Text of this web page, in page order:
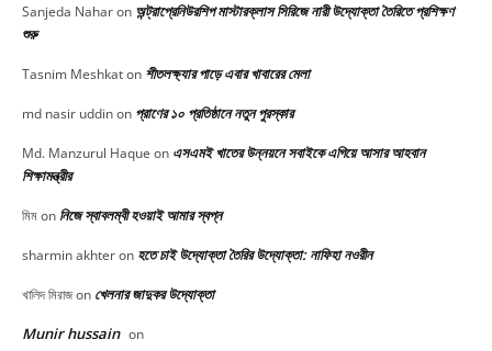
Sanjeda Naharon অন্ট্রাপ্রেনিউরশিপ মাস্টারক্লাস সিরিজে নারী উদ্যোক্তা তৈরিতে প্রশিক্ষণ
শুরু
Tasnim Meshkaton শীতলক্ষ্যার পাড়ে এবার খাবারের মেলা
md nasir uddinon প্রাণের ১০ প্রতিষ্ঠানে নতুন পুরস্কার
Md. Manzurul Haque on এসএমই খাতের উন্নয়নে সবাইকে এগিয়ে আসার আহবান
শিক্ষামন্ত্রীর
মিমon নিজে স্বাবলম্বী হওয়াই আমার স্বপ্ন
sharmin akhteron হতে চাই উদ্যোক্তা তৈরির উদ্যোক্তা: নাফিহা নওরীন
খালিদ মিরাজon খেলনার জাদুকর উদ্যোক্তা
Munir hussain on